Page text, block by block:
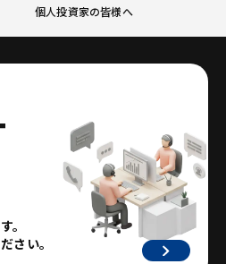
個人投資家の皆様へ
。
さい。